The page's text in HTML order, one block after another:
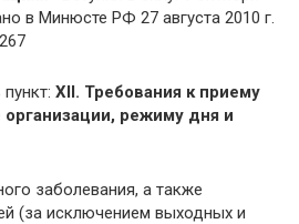
в Минюсте РФ 27 августа 2010 г.
XII. Требования к приему
режиму дня и
заболевания, а также
(за исключением выходных и